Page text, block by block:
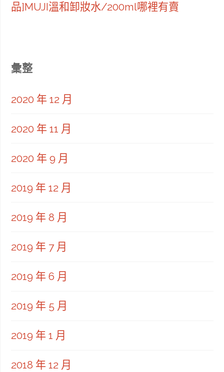
品]MUJI溫和卸妝水/200ml哪裡有賣
彙整
2020 年 12 月
2020 年 11 月
2020 年 9 月
2019 年 12 月
2019 年 8 月
2019 年 7 月
2019 年 6 月
2019 年 5 月
2019 年 1 月
2018 年 12 月